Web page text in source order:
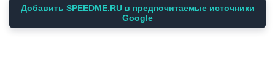
Добавить SPEEDME.RU в предпочитаемые источники
Google